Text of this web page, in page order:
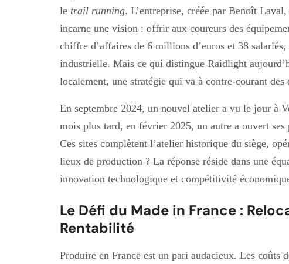
le trail running. L’entreprise, créée par Benoît
incarne une vision : offrir aux coureurs des
chiffre d’affaires de 6 millions d’euros et 38
industrielle. Mais ce qui distingue Raidlight
localement, une stratégie qui va à contre-courant des
En septembre 2024, un nouvel atelier a vu le jour à
mois plus tard, en février 2025, un autre a ouvert
Ces sites complètent l’atelier historique du siège,
lieux de production ? La réponse réside dans une
innovation technologique et compétitivité
Le Défi du Made in France :
Rentabilité
Produire en France est un pari audacieux. Les coûts